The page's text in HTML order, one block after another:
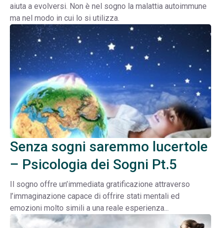
aiuta a evolversi. Non è nel sogno la malattia autoimmune
ma nel modo in cui lo si utilizza.
Senza sogni saremmo lucertole
– Psicologia dei Sogni Pt.5
Il sogno offre un’immediata gratificazione attraverso
l’immaginazione capace di offrire stati mentali ed
emozioni molto simili a una reale esperienza...